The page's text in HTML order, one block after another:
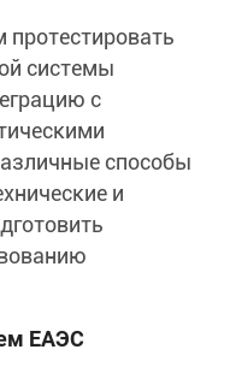
протестировать
системы
с
способы
и
ЕАЭС